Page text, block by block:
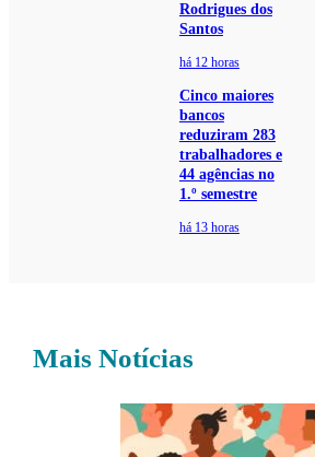
Rodrigues dos
Santos
há 12 horas
Cinco maiores
bancos
reduziram 283
trabalhadores e
44 agências no
1.º semestre
há 13 horas
Mais Notícias